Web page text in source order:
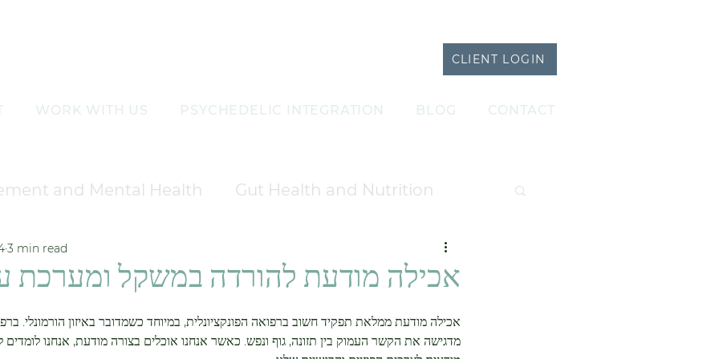
CLIENT LOGIN
WORK WITH US PSYCHEDELIC INTEGRATION BLOG CONTACT
and Mental Health Gut Health and Nutrition
Wellness
Hormonal Balance and Therapy
אכילה מודעת להורדה במשקל ומערכת
3 min read
אכילה מודעת ממלאת תפקיד חשוב ברפואה הפונקציונלית, במיוחד כשמדובר באיזון הורמונלי.
מדגישה את הקשר העמוק בין תזונה, גוף ונפש. כאשר אנחנו אוכלים בצורה מודעת, אנחנו לומדים